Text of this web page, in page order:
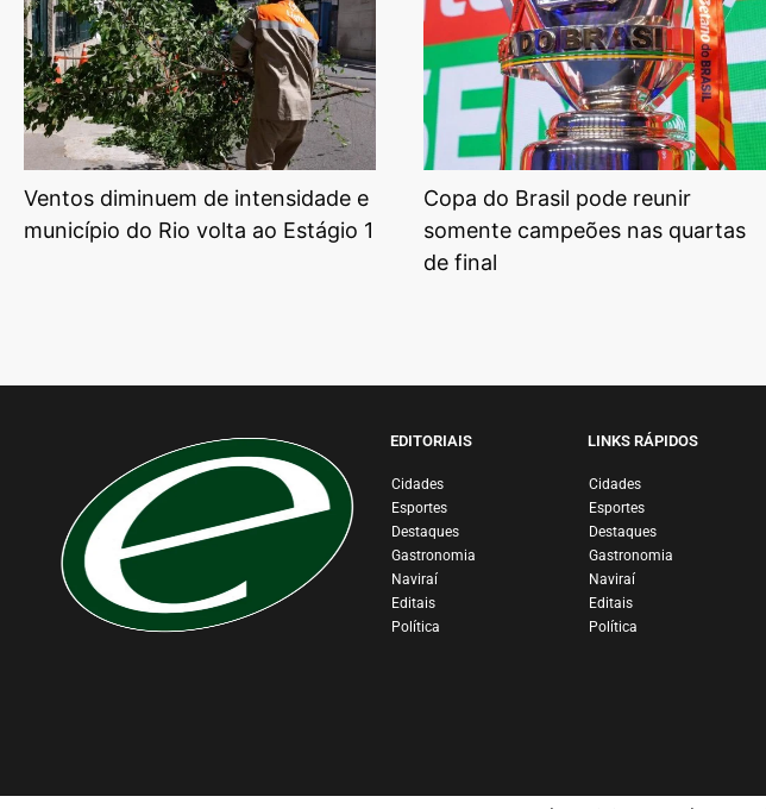
Ventos diminuem de intensidade e
município do Rio volta ao Estágio 1
Copa do Brasil pode reunir
somente campeões nas quartas
de final
EDITORIAIS
Cidades
Esportes
Destaques
Gastronomia
Naviraí
Editais
Política
LINKS RÁPIDOS
Cidades
Esportes
Destaques
Gastronomia
Naviraí
Editais
Política